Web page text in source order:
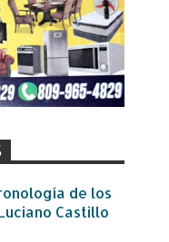
de los
Castillo